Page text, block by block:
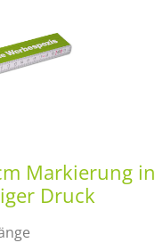
Markierung in
Druck